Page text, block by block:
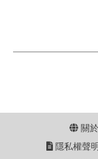
關
隱私權聲明